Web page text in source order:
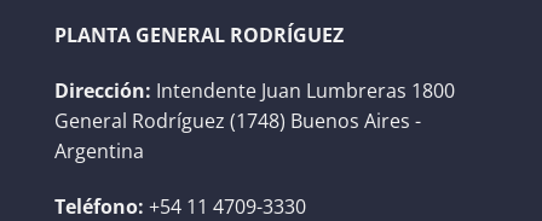
PLANTA GENERAL RODRÍGUEZ
Dirección: Intendente Juan Lumbreras 1800
General Rodríguez (1748) Buenos Aires -
Argentina
Teléfono: +54 11 4709-3330